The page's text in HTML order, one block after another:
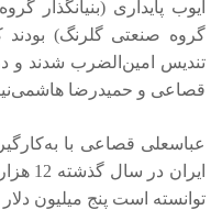
ایوب پایداری (بنیانگذار
گروه صنعتی گلرنگ) بودند
تندیس امین‌الضرب شدند و
قصاعی و حمیدرضا
توانسته است پنج میلیون